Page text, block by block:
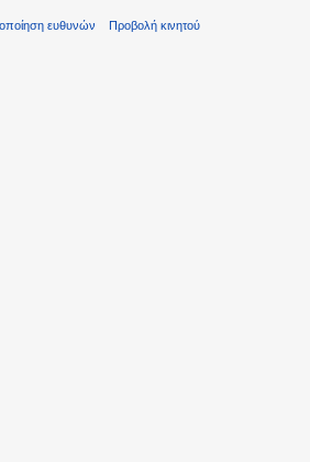
ευθυνών Προβολή κινητού